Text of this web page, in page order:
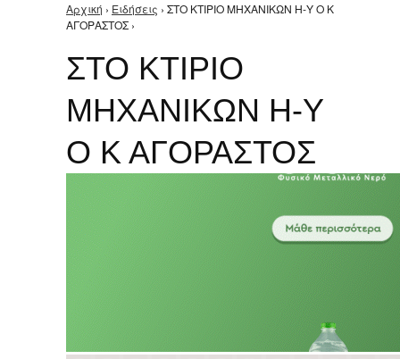
Είστε εδώ
Αρχική › Ειδήσεις › ΣΤΟ ΚΤΙΡΙΟ ΜΗΧΑΝΙΚΩΝ Η-Υ Ο Κ
ΑΓΟΡΑΣΤΟΣ ›
ΣΤΟ ΚΤΙΡΙΟ
ΜΗΧΑΝΙΚΩΝ Η-Υ
Ο Κ ΑΓΟΡΑΣΤΟΣ